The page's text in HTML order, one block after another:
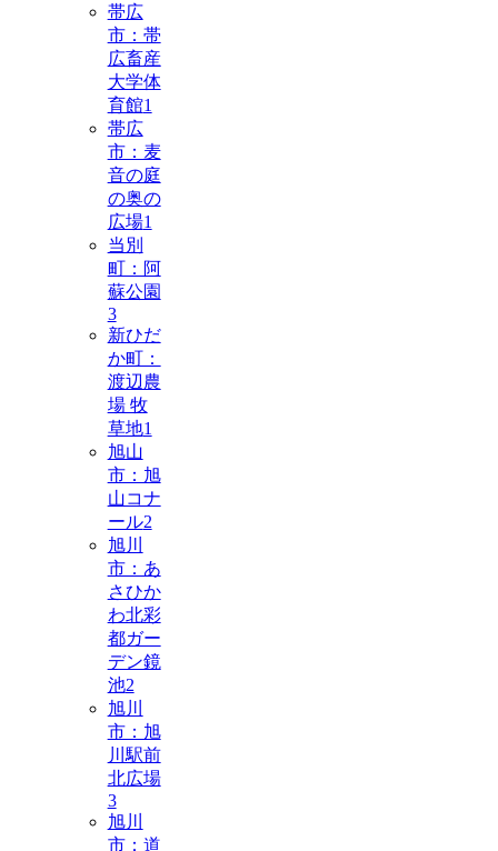
帯広
市：帯
広畜産
大学体
育館1
帯広
市：麦
音の庭
の奥の
広場1
当別
町：阿
蘇公園
3
新ひだ
か町：
渡辺農
場 牧
草地1
旭山
市：旭
山コナ
ール2
旭川
市：あ
さひか
わ北彩
都ガー
デン鏡
池2
旭川
市：旭
川駅前
北広場
3
旭川
市：道